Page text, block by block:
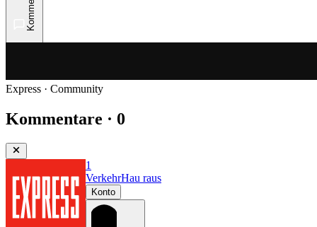
Express · Community
Kommentare · 0
1
VerkehrHau raus
Konto